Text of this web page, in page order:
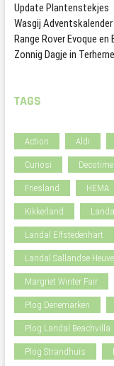
Update Plantenstekjes
Wasgij
Range Rover Evoque en
Zonnig Dagje in Terherne
TAGS
Action Aldi
Curiosi Decotime
Friesland HEMA
Kikkerland Landal
Landal Elfstedenhart
Landal Sallandse
Margriet Winter Fair
Plog Denemarken
Plog Landal Beachvilla
Plog Strandhuis